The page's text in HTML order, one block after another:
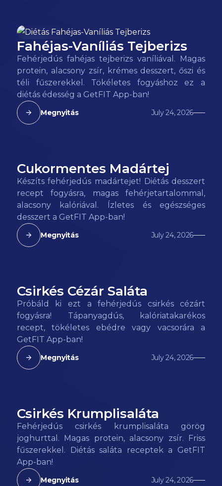
118kcal
Fahéjas-Vaníliás Tejberizs
Fehérjedús fahéjas tejberizs vaníliával. Magas
protein, alacsony zsír, krémes desszert, őszi és
téli fűszerekkel. Tökéletes fogyáshoz ez a
diétás édesség a GetFIT App-ban!
Megnyitás July 24, 2026
98kcal
Cukormentes Madártej
Készíts fehérjedús madártejet! Diétás desszert
recept fogyásra, magas fehérjetartalommal,
alacsony kalóriával. Ízletes és egészséges
desszert a GetFIT App-ban!
Megnyitás July 24, 2026
78kcal
Csirkés Cézár Saláta
Próbáld ki ezt a fehérjedús csirkés cézárt
fogyásra! Tápanyagdús, kalóriatakarékos
recept, tökéletes ebédre vagy vacsorára a
GetFIT App-ban!
Megnyitás July 24, 2026
96kcal
Csirkés Krumplisaláta
Fehérjedús csirkés krumplisaláta görög
joghurttal. Magas protein, alacsony zsír. Friss
fűszerekkel. Diétás saláta receptek a GetFIT
App-ban!
Megnyitás July 24, 2026